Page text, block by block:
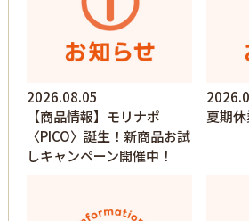
2026.08.05
【商品情報】モリナポ
〈PICO〉誕生！新商品お試
しキャンペーン開催中！
夏期